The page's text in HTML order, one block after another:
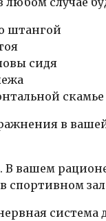
штангой
сидя
скамье
в
В вашем
система